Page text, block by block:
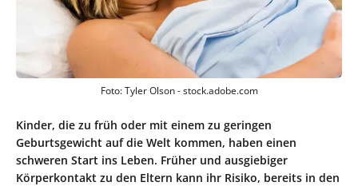
Foto: Tyler Olson - stock.adobe.com
Kinder, die zu früh oder mit einem zu geringen
Geburtsgewicht auf die Welt kommen, haben einen
schweren Start ins Leben. Früher und ausgiebiger
Körperkontakt zu den Eltern kann ihr Risiko, bereits in den